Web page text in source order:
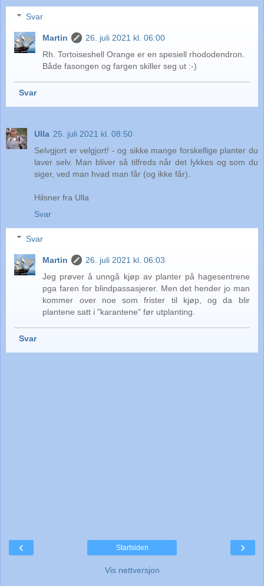
Svar
Martin
26. juli 2021 kl. 06:00
Rh. Tortoiseshell Orange er en spesiell rhododendron.
Både fasongen og fargen skiller seg ut :-)
Svar
Ulla 25. juli 2021 kl. 08:50
Selvgjort er velgjort! - og sikke mange forskellige planter du
laver selv. Man bliver så tilfreds når det lykkes og som du
siger, ved man hvad man får (og ikke får).
Hilsner fra Ulla
Svar
Svar
Martin
26. juli 2021 kl. 06:03
Jeg prøver å unngå kjøp av planter på hagesentrene
pga faren for blindpassasjerer. Men det hender jo man
kommer over noe som frister til kjøp, og da blir
plantene satt i "karantene" før utplanting.
Svar
‹ ›
Startsiden
Vis nettversjon